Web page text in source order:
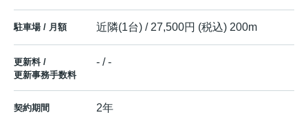
駐車場 / 月額 近隣(1台) / 27,500円 (税込) 200m
更新料 /
更新事務手数料
- / -
契約期間 2年